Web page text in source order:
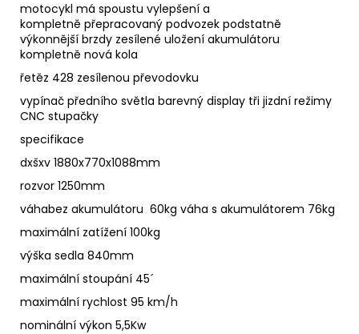
motocykl má spoustu vylepšení a
kompletně přepracovaný podvozek podstatně
výkonnější brzdy zesílené uložení akumulátoru
kompletně nová kola
řetěz 428 zesílenou převodovku
vypínač předního světla barevný display tři jizdní režimy
CNC stupačky
specifikace
dxšxv 1880x770x1088mm
rozvor 1250mm
váhabez akumulátoru 60kg váha s akumulátorem 76kg
maximální zatížení 100kg
výška sedla 840mm
maximální stoupání 45´
maximální rychlost 95 km/h
nominální výkon 5,5Kw